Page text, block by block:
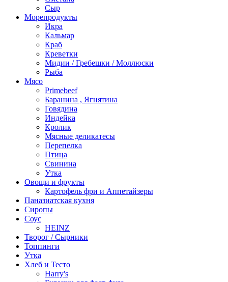
Сыр
Морепродукты
Икра
Кальмар
Краб
Креветки
Мидии / Гребешки / Моллюски
Рыба
Мясо
Primebeef
Баранина , Ягнятина
Говядина
Индейка
Кролик
Мясные деликатесы
Перепелка
Птица
Свинина
Утка
Овощи и фрукты
Картофель фри и Аппетайзеры
Паназиатская кухня​
Сиропы
Соус
HEINZ
Творог / Сырники
Топпинги
Утка
Хлеб и Тесто
Harry's